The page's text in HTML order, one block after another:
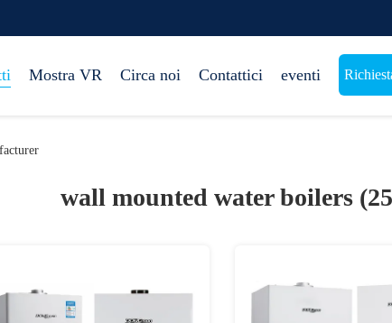
Mostra VR Circa noi Contattici eventi
wall mounted water boilers